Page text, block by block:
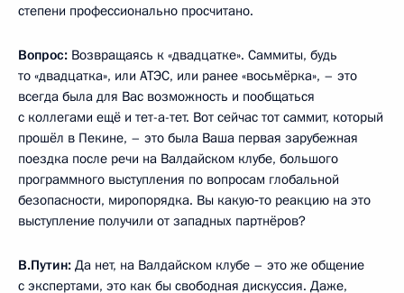
степени профессионально просчитано.
Вопрос: Возвращаясь к «двадцатке». Саммиты, будь
то «двадцатка», или АТЭС, или ранее «восьмёрка», – это
всегда была для Вас возможность и пообщаться
с коллегами ещё и тет-а-тет. Вот сейчас тот саммит, который
прошёл в Пекине, – это была Ваша первая зарубежная
поездка после речи на Валдайском клубе, большого
программного выступления по вопросам глобальной
безопасности, миропорядка. Вы какую‑то реакцию на это
выступление получили от западных партнёров?
В.Путин: Да нет, на Валдайском клубе – это же общение
с экспертами, это как бы свободная дискуссия. Даже,